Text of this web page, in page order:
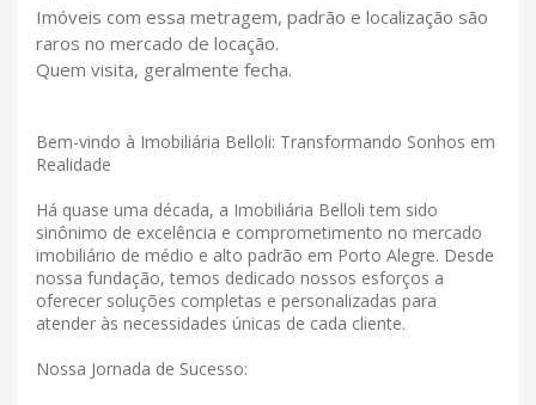
Imóveis com essa metragem, padrão e localização são
raros no mercado de locação.
Quem visita, geralmente fecha.
Bem-vindo à Imobiliária Belloli: Transformando Sonhos em
Realidade
Há quase uma década, a Imobiliária Belloli tem sido
sinônimo de excelência e comprometimento no mercado
imobiliário de médio e alto padrão em Porto Alegre. Desde
nossa fundação, temos dedicado nossos esforços a
oferecer soluções completas e personalizadas para
atender às necessidades únicas de cada cliente.
Nossa Jornada de Sucesso: